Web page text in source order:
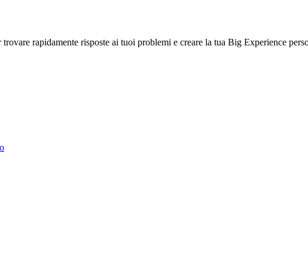
rapidamente risposte ai tuoi problemi e creare la tua Big Experience